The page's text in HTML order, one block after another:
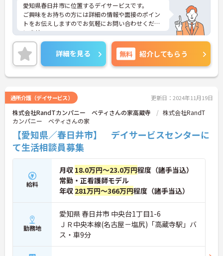
愛知県春日井市に位置するデイサービスです。
ご興味をお持ちの方には詳細の情報や面接のポイン
トをお伝えしますのでお気軽にお問い合わせくださ
いませ。
詳細を見る 無料 紹介してもらう
通所介護（デイサービス） 更新日：2024年11月19日
株式会社RandTカンパニー ベティさんの家高蔵寺
株式会社RandT
カンパニー ベティさんの家
【愛知県／春日井市】 デイサービスセンターに
て生活相談員募集
給料
月収 18.0万円～23.0万円程度（諸手当込）
常勤・正看護師モデル
年収 281万円～366万円程度（諸手当込）
勤務地
愛知県 春日井市 中央台1丁目1-6
ＪＲ中央本線(名古屋－塩尻)「高蔵寺駅」バ
ス・車9分